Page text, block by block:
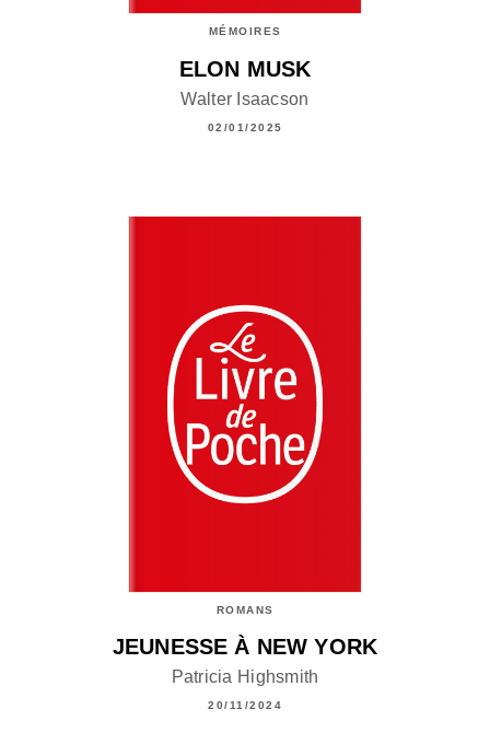
MÉMOIRES
ELON MUSK
Walter Isaacson
02/01/2025
ROMANS
JEUNESSE À NEW YORK
Patricia Highsmith
20/11/2024